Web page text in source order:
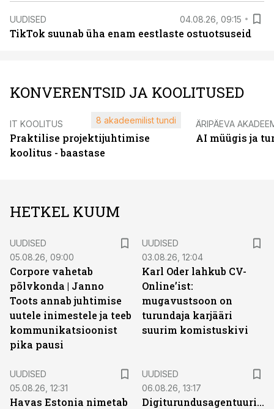
UUDISED 04.08.26, 09:15
TikTok suunab üha enam eestlaste ostuotsuseid
KONVERENTSID JA KOOLITUSED
IT KOOLITUS
Praktilise projektijuhtimise
koolitus - baastase
8 akadeemilist tundi ÄRIPÄEVA
AI müügis ja
HETKEL KUUM
UUDISED
05.08.26, 09:00
Corpore vahetab
põlvkonda | Janno
Toots annab juhtimise
uutele inimestele ja teeb
kommunikatsioonist
pika pausi
UUDISED
03.08.26, 12:04
Karl Oder lahkub CV-
Online’ist:
mugavustsoon on
turundaja karjääri
suurim komistuskivi
UUDISED
05.08.26, 12:31
Havas Estonia nimetab
UUDISED
06.08.26, 13:17
Digiturundusagentuuride